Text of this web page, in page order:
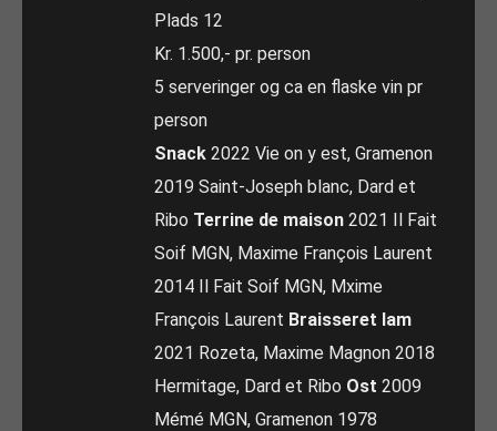
Plads 12
Kr. 1.500,- pr. person
5 serveringer og ca en flaske vin pr
person
Snack 2022 Vie on y est, Gramenon
2019 Saint-Joseph blanc, Dard et
Ribo Terrine de maison 2021 Il Fait
Soif MGN, Maxime François Laurent
2014 Il Fait Soif MGN, Mxime
François Laurent Braisseret lam
2021 Rozeta, Maxime Magnon 2018
Hermitage, Dard et Ribo Ost 2009
Mémé MGN, Gramenon 1978